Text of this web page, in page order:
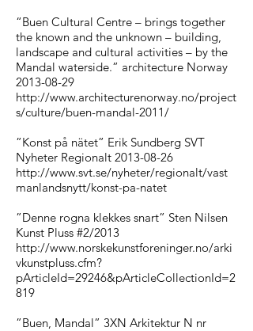
“Buen Cultural Centre – brings together
the known and the unknown – building,
landscape and cultural activities – by the
Mandal waterside.” architecture Norway
2013-08-29
http://www.architecturenorway.no/project
s/culture/buen-mandal-2011/
”Konst på nätet” Erik Sundberg SVT
Nyheter Regionalt 2013-08-26
http://www.svt.se/nyheter/regionalt/vast
manlandsnytt/konst-pa-natet
”Denne rogna klekkes snart” Sten Nilsen
Kunst Pluss #2/2013
http://www.norskekunstforeninger.no/arki
vkunstpluss.cfm?
pArticleId=29246&pArticleCollectionId=2
819
”Buen, Mandal” 3XN Arkitektur N nr